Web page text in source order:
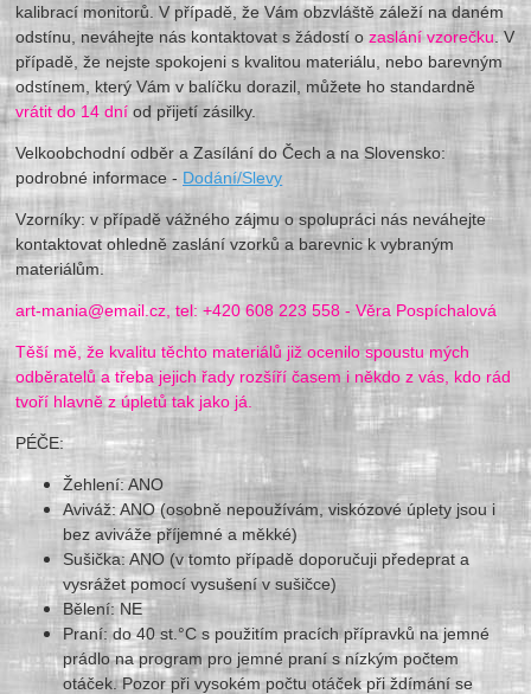
kalibrací monitorů. V případě, že Vám obzvláště záleží na daném
odstínu, neváhejte nás kontaktovat s žádostí ozaslání vzorečku. V
případě, že nejste spokojeni s kvalitou materiálu, nebo barevným
odstínem, který Vám v balíčku dorazil, můžete ho standardně
vrátit do 14 dní od přijetí zásilky.
Velkoobchodní odběr a Zasílání do Čech a na Slovensko:
podrobné informace - Dodání/Slevy
Vzorníky: v případě vážného zájmu o spolupráci nás neváhejte
kontaktovat ohledně zaslání vzorků a barevnic k vybraným
materiálům.
art-mania@email.cz, tel: +420 608 223 558 - Věra Pospíchalová
Těší mě, že kvalitu těchto materiálů již ocenilo spoustu mých
odběratelů a třeba jejich řady rozšíří časem i někdo z vás, kdo rád
tvoří hlavně z úpletů tak jako já.
PÉČE:
Žehlení: ANO
Aviváž: ANO (osobně nepoužívám, viskózové úplety jsou i
bez aviváže příjemné a měkké)
Sušička: ANO (v tomto případě doporučuji předeprat a
vysrážet pomocí vysušení v sušičce)
Bělení: NE
Praní: do 40 st.°C s použitím pracích přípravků na jemné
prádlo na program pro jemné praní s nízkým počtem
otáček. Pozor při vysokém počtu otáček při ždímání se